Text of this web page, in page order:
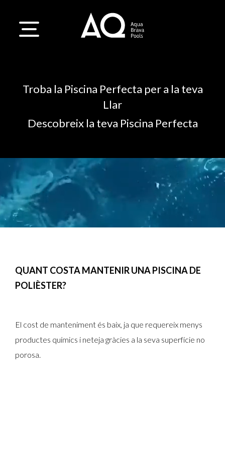
Troba la Piscina Perfecta per a la teva
Llar
Descobreix la teva Piscina Perfecta
QUANT COSTA MANTENIR UNA PISCINA DE
POLIÈSTER?
El cost de manteniment és baix, ja que requereix menys
productes químics i neteja gràcies a la seva superfície no
porosa.